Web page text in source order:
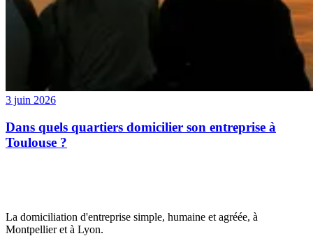
3 juin 2026
Dans quels quartiers domicilier son entreprise à
Toulouse ?
La domiciliation d'entreprise simple, humaine et agréée, à
Montpellier et à Lyon.